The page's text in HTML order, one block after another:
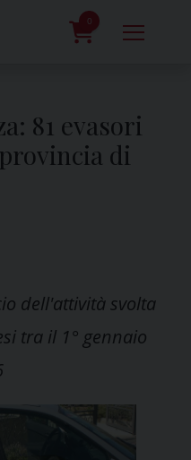
0
81 evasori
di
dell'attività svolta
tra il 1° gennaio